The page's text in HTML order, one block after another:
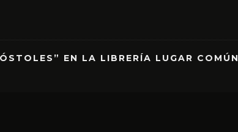
EN LA LIBRERÍA LUGAR COMÚN